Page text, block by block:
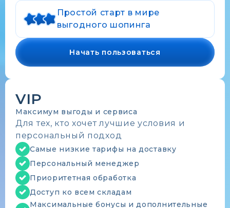
Простой старт в мире
выгодного шопинга
Начать пользоваться
VIP
Максимум выгоды и сервиса
Для тех, кто хочет лучшие условия и
персональный подход
Самые низкие тарифы на доставку
Персональный менеджер
Приоритетная обработка
Доступ ко всем складам
Максимальные бонусы и дополнительные